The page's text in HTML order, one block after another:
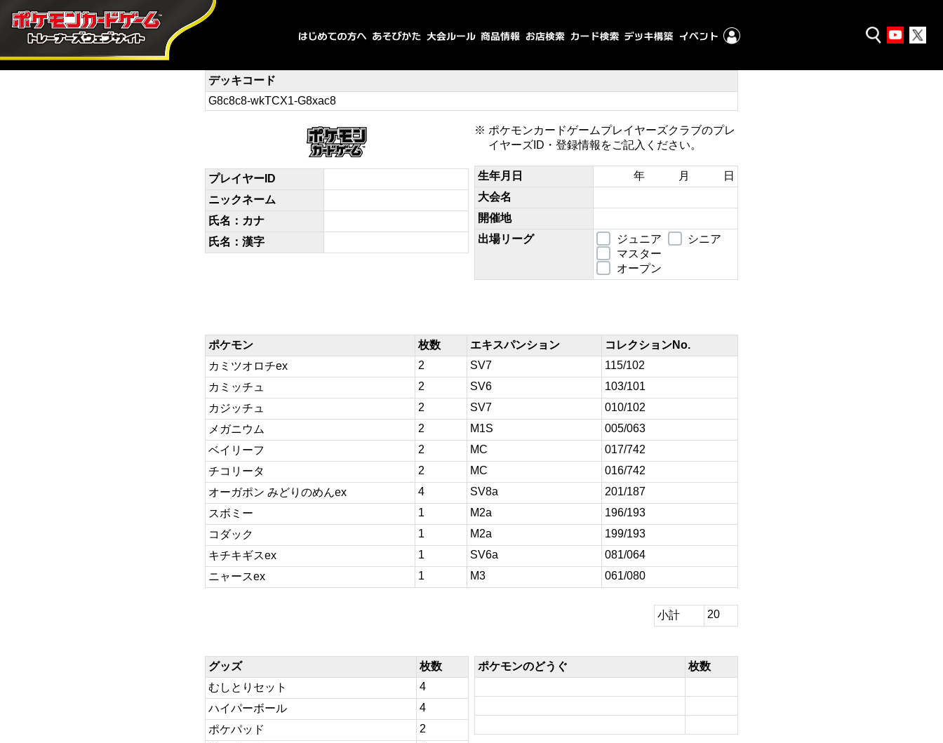
デッキコード
G8c8c8-wkTCX1-G8xac8
プレイヤーID
ニックネーム
氏名：カナ
氏名：漢字
ポケモンカードゲームプレイヤーズクラブのプレ
イヤーズID・登録情報をご記入ください。
生年月日
年 月 日
大会名
開催地
出場リーグ
ジュニア
シニア
マスター
オープン
ポケモン 枚数 エキスパンション
コレクションNo.
カミツオロチex
2 SV7
115/102
カミッチュ
2 SV6
103/101
カジッチュ
2 SV7
010/102
メガニウム
2 M1S
005/063
ベイリーフ
2 MC
017/742
チコリータ
2 MC
016/742
オーガポン みどりのめんex
4 SV8a
201/187
スボミー
1 M2a
196/193
コダック
1 M2a
199/193
キチキギスex
1 SV6a
081/064
ニャースex
1 M3 061/080
小計 20
グッズ
枚数
むしとりセット
4
ハイパーボール
4
ポケパッド
2
ポケモンのどうぐ 枚数